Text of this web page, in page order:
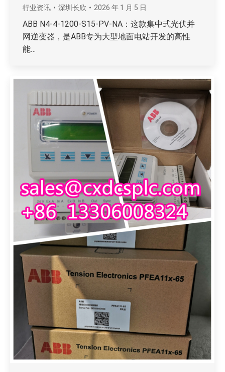
行业资讯 深圳长欣 2026 年 1 月 5 日
ABB N4-4-1200-S15-PV-NA：这款集中式光伏并
网逆变器，是ABB专为大型地面电站开发的高性
能…